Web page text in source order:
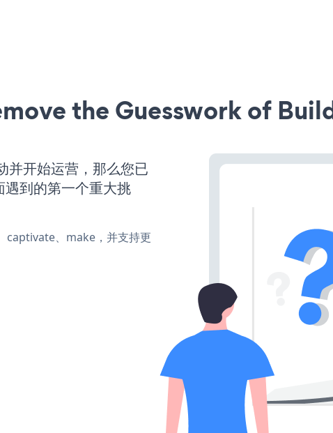
the Guesswork of
开始运营，那么您已
到的第一个重大挑
、make，并支持更